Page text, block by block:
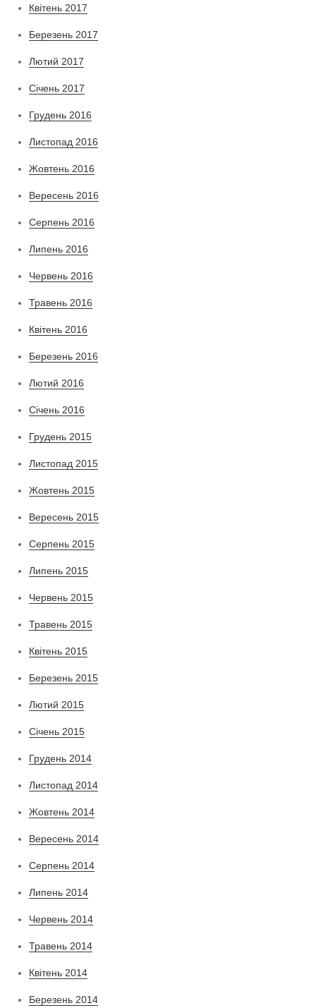
Квітень 2017
Березень 2017
Лютий 2017
Січень 2017
Грудень 2016
Листопад 2016
Жовтень 2016
Вересень 2016
Серпень 2016
Липень 2016
Червень 2016
Травень 2016
Квітень 2016
Березень 2016
Лютий 2016
Січень 2016
Грудень 2015
Листопад 2015
Жовтень 2015
Вересень 2015
Серпень 2015
Липень 2015
Червень 2015
Травень 2015
Квітень 2015
Березень 2015
Лютий 2015
Січень 2015
Грудень 2014
Листопад 2014
Жовтень 2014
Вересень 2014
Серпень 2014
Липень 2014
Червень 2014
Травень 2014
Квітень 2014
Березень 2014